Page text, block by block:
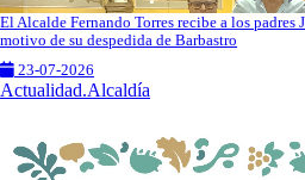
El Alcalde Fernando Torres recibe a los padres
motivo de su despedida de Barbastro
23-07-2026
Actualidad.Alcaldía